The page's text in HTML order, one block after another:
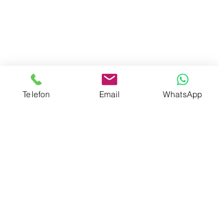
Telefon Email WhatsApp